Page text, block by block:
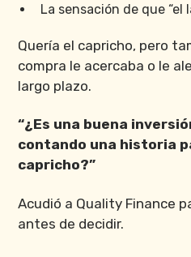
La sensación de que “el
Quería el capricho, pero
compra le acercaba o le
largo plazo.
“¿Es una buena
contando una historia
capricho?”
Acudió a Quality Finance
antes de decidir.